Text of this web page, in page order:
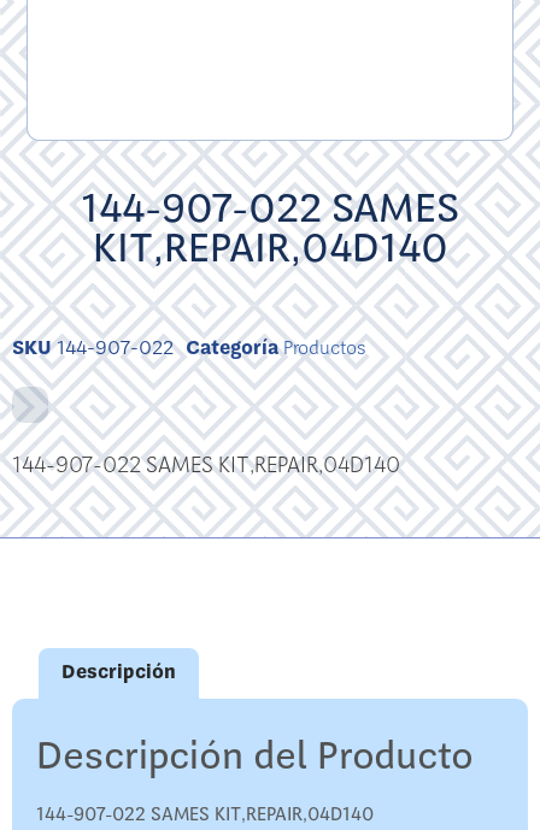
144-907-022 SAMES
KIT,REPAIR,04D140
SKU144-907-022 CategoríaProductos
144-907-022 SAMES KIT,REPAIR,04D140
Descripción
Descripción del Producto
144-907-022 SAMES KIT,REPAIR,04D140